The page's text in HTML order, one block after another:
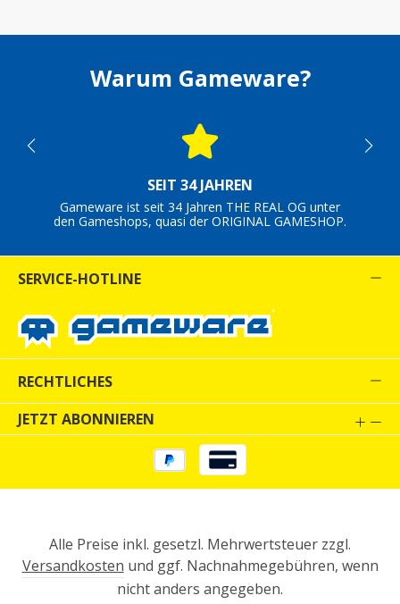
Warum Gameware?
SEIT 34 JAHREN
Gameware ist seit 34 Jahren THE REAL OG unter
den Gameshops, quasi der ORIGINAL GAMESHOP.
SERVICE-HOTLINE
RECHTLICHES
JETZT ABONNIEREN
Alle Preise inkl. gesetzl. Mehrwertsteuer zzgl.
Versandkosten und ggf. Nachnahmegebühren, wenn
nicht anders angegeben.